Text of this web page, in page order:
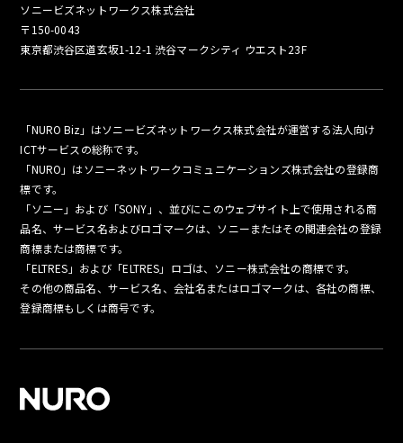
ソニービズネットワークス株式会社
〒150-0043
東京都渋谷区道玄坂1-12-1 渋谷マークシティ ウエスト23F
「NURO Biz」はソニービズネットワークス株式会社が運営する法人向け
ICTサービスの総称です。
「NURO」はソニーネットワークコミュニケーションズ株式会社の登録商
標です。
「ソニー」および「SONY」、並びにこのウェブサイト上で使用される商
品名、サービス名およびロゴマークは、ソニーまたはその関連会社の登録
商標または商標です。
「ELTRES」および「ELTRES」ロゴは、ソニー株式会社の商標です。
その他の商品名、サービス名、会社名またはロゴマークは、各社の商標、
登録商標もしくは商号です。